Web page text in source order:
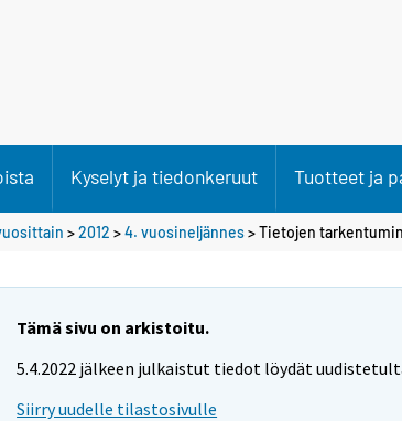
Kyselyt ja tiedonkeruut Tuotteet ja
>2012 >4. vuosineljännes> Tietojen
Tämä sivu on arkistoitu.
5.4.2022 jälkeen julkaistut tiedot löydät
Siirry uudelle tilastosivulle